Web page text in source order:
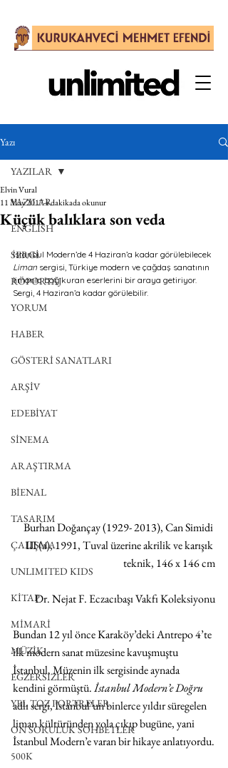
Yazı
YAZILAR
ENGLISH
SERGİ
RÖPORTAJ
YORUM
HABER
GÖSTERİ SANATLARI
ARŞİV
EDEBİYAT
SİNEMA
ARAŞTIRMA
BİENAL
TASARIM
ÇALIŞMA
UNLIMITED KIDS
KİTAP
MİMARİ
MÜZİK
EGZERSİZLER
YEL TOZ PORTRELER
ON SORULUK SOHBETLER
500K
YAZILAR
Küçük balıklara son veda
Elvin Vural
11 May 20174 dakikada okunur
İstanbul Modern’de 4 Haziran’a kadar görülebilecek
Liman sergisi, Türkiye modern ve çağdaş sanatının
limanla bağ kuran eserlerini bir araya getiriyor.
Sergi, 4 Haziran’a kadar görülebilir.
Burhan Doğançay (1929- 2013), Can Simidi
III (a), 1991, Tuval üzerine akrilik ve karışık
teknik, 146 x 146 cm
Dr. Nejat F. Eczacıbaşı Vakfı Koleksiyonu
Bundan 12 yıl önce Karaköy’deki Antrepo 4’te
ilk modern sanat müzesine kavuşmuştu
İstanbul. Müzenin ilk sergisinde aynada
kendini görmüştü. İstanbul Modern’e Doğru
adlı sergi, İstanbul’un binlerce yıldır süregelen
liman kültüründen yola çıkıp bugüne, yani
İstanbul Modern’e varan bir hikaye anlatıyordu.